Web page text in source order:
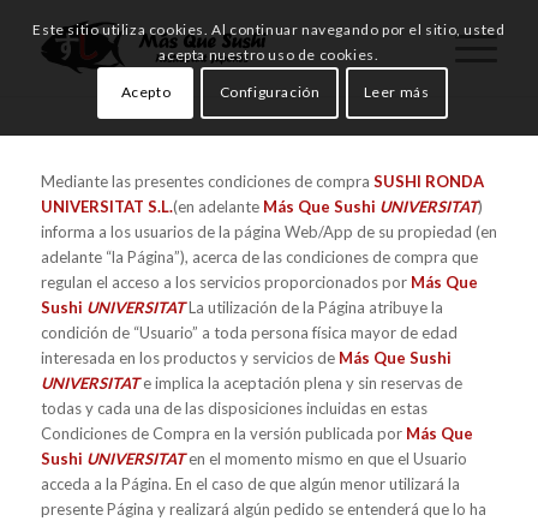
Mediante las presentes condiciones de compra SUSHI RONDA
UNIVERSITAT S.L.(en adelanteMás Que Sushi UNIVERSITAT)
informa a los usuarios de la página Web/App de su propiedad (en
adelante “la Página”), acerca de las condiciones de compra que
regulan el acceso a los servicios proporcionados por Más Que
Sushi UNIVERSITAT La utilización de la Página atribuye la
condición de “Usuario” a toda persona física mayor de edad
interesada en los productos y servicios de Más Que Sushi
UNIVERSITATe implica la aceptación plena y sin reservas de
todas y cada una de las disposiciones incluidas en estas
Condiciones de Compra en la versión publicada por Más Que
Sushi UNIVERSITATen el momento mismo en que el Usuario
acceda a la Página. En el caso de que algún menor utilizará la
presente Página y realizará algún pedido se entenderá que lo ha
Este sitio utiliza cookies. Al continuar navegando por el sitio, usted
acepta nuestro uso de cookies.
Acepto Configuración Leer más